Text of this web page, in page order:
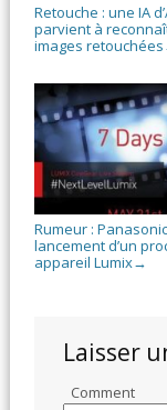
Retouche : une IA
parvient à
images retouchées
Rumeur :
lancement d’un
appareil Lumix→
Laisser
Comment